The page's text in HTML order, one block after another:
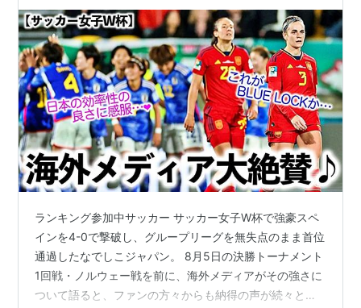
ランキング参加中サッカー サッカー女子W杯で強豪スペ
インを4-0で撃破し、グループリーグを無失点のまま首位
通過したなでしこジャパン。 8月5日の決勝トーナメント
1回戦・ノルウェー戦を前に、海外メディアがその強さに
ついて語ると、ファンの方々からも納得の声が続々と寄